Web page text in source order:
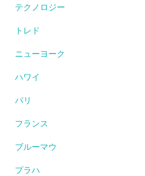
テクノロジー
トレド
ニューヨーク
ハワイ
パリ
フランス
ブルーマウ
プラハ